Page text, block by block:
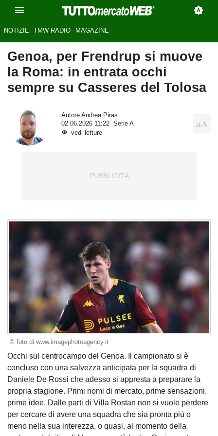
NOTIZIE TMW RADIO MAGAZINE
Genoa, per Frendrup si muove
la Roma: in entrata occhi
sempre su Casseres del Tolosa
Autore Andrea Piras
02.06.2026 11:22
Serie A
vedi letture
© foto di www.imagephotoagency.it
Occhi sul centrocampo del Genoa. Il campionato si è
concluso con una salvezza anticipata per la squadra di
Daniele De Rossi che adesso si appresta a preparare la
propria stagione. Primi nomi di mercato, prime sensazioni,
prime idee. Dalle parti di Villa Rostan non si vuole perdere
per cercare di avere una squadra che sia pronta più o
meno nella sua interezza, o quasi, al momento della